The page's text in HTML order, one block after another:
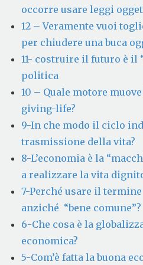
occorre usare leggi
12 – Veramente vuoi
per chiudere una buca
11- costruire il futuro è il
politica
10 – Quale motore
giving-life?
9-In che modo il ciclo
trasmissione della vita?
8-L’economia è la
a realizzare la vita
7-Perché usare il
anziché “bene comune”?
6-Che cosa è la
economica?
5-Com’è fatta la buona